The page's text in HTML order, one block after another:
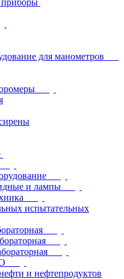
приборы
для манометров
и лампы
испытательных
и нефтепродуктов